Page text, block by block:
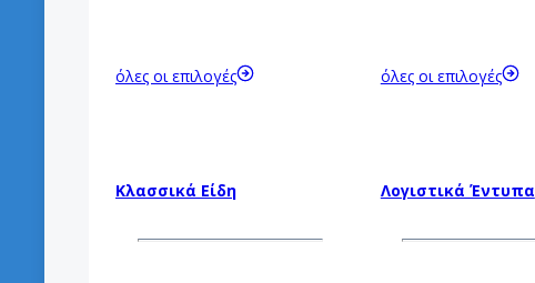
όλες οι επιλογές όλες οι επιλογές
Κλασσικά Είδη Λογιστικά Έντυπα